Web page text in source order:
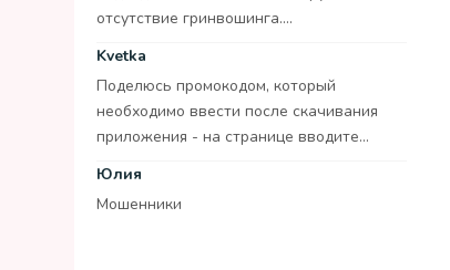
отсутствие гринвошинга....
Kvetka
Поделюсь промокодом, который
необходимо ввести после скачивания
приложения - на странице вводите...
Юлия
Мошенники